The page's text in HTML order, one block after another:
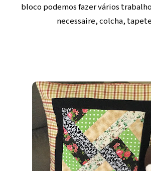
bloco podemos fazer vários
necessaire, colcha,